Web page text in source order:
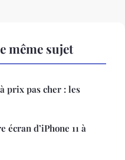
même sujet
prix pas cher : les
d’iPhone 11 à